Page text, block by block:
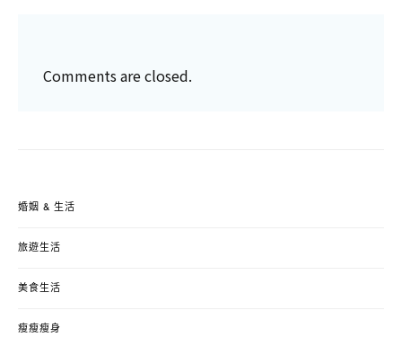
Comments are closed.
婚姻 & 生活
旅遊生活
美食生活
瘦瘦瘦身